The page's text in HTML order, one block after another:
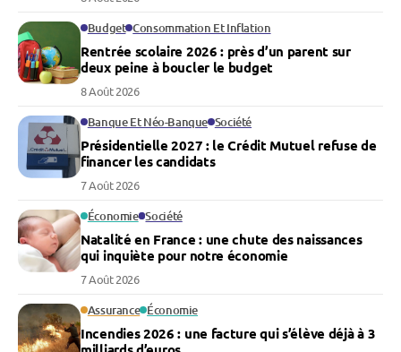
Budget Consommation Et Inflation
Rentrée scolaire 2026 : près d’un parent sur
deux peine à boucler le budget
8 Août 2026
Banque Et Néo-Banque Société
Présidentielle 2027 : le Crédit Mutuel refuse de
financer les candidats
7 Août 2026
Économie Société
Natalité en France : une chute des naissances
qui inquiète pour notre économie
7 Août 2026
Assurance Économie
Incendies 2026 : une facture qui s’élève déjà à 3